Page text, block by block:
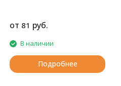
от 81 руб.
В наличии
Подробнее